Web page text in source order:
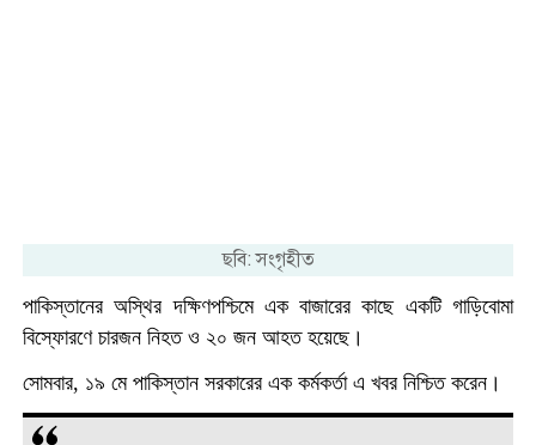
ছবি: সংগৃহীত
পাকিস্তানের অস্থির দক্ষিণপশ্চিমে এক বাজারের কাছে একটি গাড়িবোমা
বিস্ফোরণে চারজন নিহত ও ২০ জন আহত হয়েছে।
সোমবার, ১৯ মে পাকিস্তান সরকারের এক কর্মকর্তা এ খবর নিশ্চিত করেন।